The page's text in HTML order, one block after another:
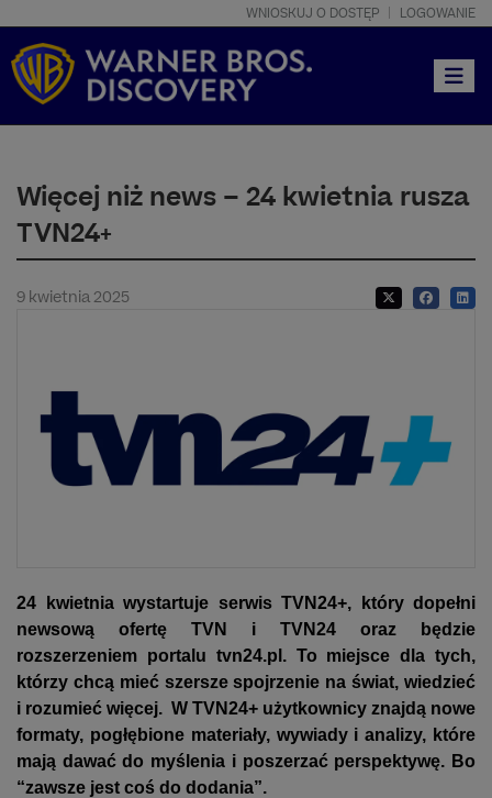
WNIOSKUJ O DOSTĘP LOGOWANIE
Więcej niż news – 24 kwietnia rusza
TVN24+
9 kwietnia 2025
24 kwietnia wystartuje serwis TVN24+, który dopełni
newsową ofertę TVN i TVN24 oraz będzie
rozszerzeniem portalu tvn24.pl. To miejsce dla tych,
którzy chcą mieć szersze spojrzenie na świat, wiedzieć
i rozumieć więcej.  W TVN24+ użytkownicy znajdą nowe
formaty, pogłębione materiały, wywiady i analizy, które
mają dawać do myślenia i poszerzać perspektywę. Bo
“zawsze jest coś do dodania”.